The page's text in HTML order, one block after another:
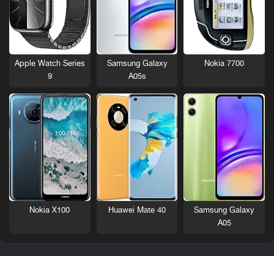
Nokia 7700
Samsung Galaxy
A05s
Apple Watch Series
9
Samsung Galaxy
A05
Huawei Mate 40
Nokia X100